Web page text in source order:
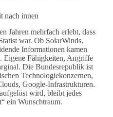
nach innen
Jahren mehrfach erlebt, dass
war. Ob SolarWinds,
Informationen kamen
Eigene Fähigkeiten, Angriffe
Die Bundesrepublik ist
Technologiekonzernen,
Google-Infrastrukturen.
wird, bleibt jedes
ein Wunschtraum.